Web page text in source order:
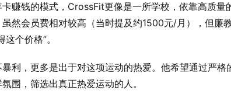
赚钱的模式，CrossFit更像是一所学校，依靠高质量
然会员费相对较高（当时提及约1500元/月），但廉
个价格”。
利，更多是出于对这项运动的热爱。他希望通过严格
围，筛选出真正热爱运动的人。